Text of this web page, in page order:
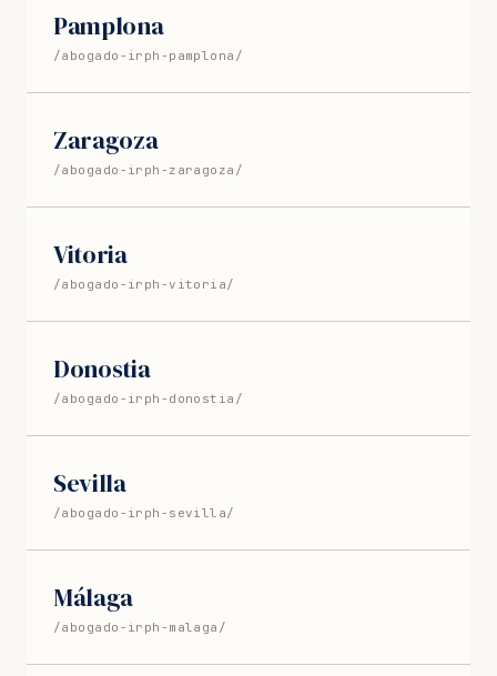
Pamplona
/abogado-irph-pamplona/
Zaragoza
/abogado-irph-zaragoza/
Vitoria
/abogado-irph-vitoria/
Donostia
/abogado-irph-donostia/
Sevilla
/abogado-irph-sevilla/
Málaga
/abogado-irph-malaga/